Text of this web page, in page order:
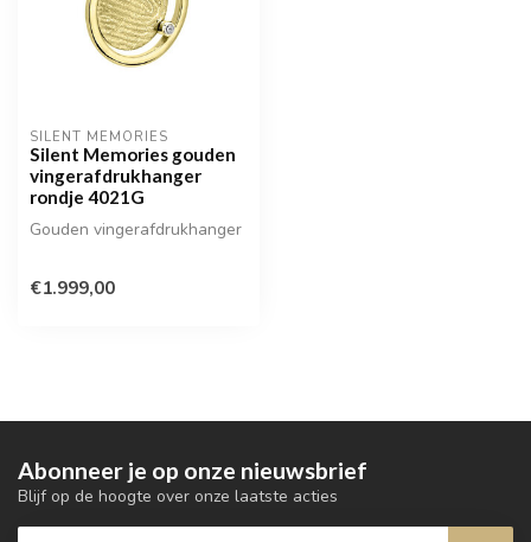
SILENT MEMORIES
Silent Memories gouden
vingerafdrukhanger
rondje 4021G
Gouden vingerafdrukhanger
€1.999,00
Abonneer je op onze nieuwsbrief
Blijf op de hoogte over onze laatste acties